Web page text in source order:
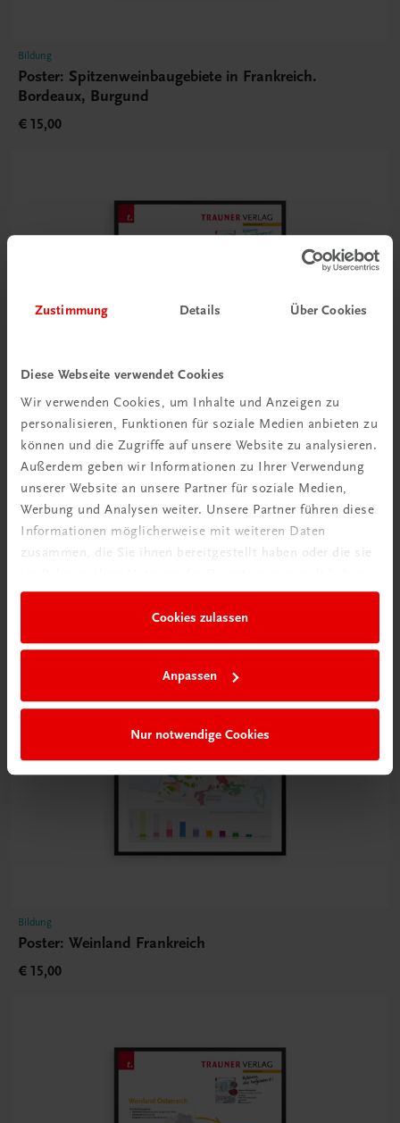
Zustimmung Details Über Cookies
Diese Webseite verwendet Cookies
Wir verwenden Cookies, um Inhalte und Anzeigen zu
personalisieren, Funktionen für soziale Medien anbieten zu
können und die Zugriffe auf unsere Website zu analysieren.
Außerdem geben wir Informationen zu Ihrer Verwendung
unserer Website an unsere Partner für soziale Medien,
Werbung und Analysen weiter. Unsere Partner führen diese
Informationen möglicherweise mit weiteren Daten
zusammen, die Sie ihnen bereitgestellt haben oder die sie
Cookies zulassen
Anpassen
Nur notwendige Cookies
Bildung
Poster: Spitzenweinbaugebiete in Frankreich.
Bordeaux, Burgund
€ 15,00
Poster: Weinland Deutschland
€ 15,00
Bildung
Poster: Weinland Frankreich
€ 15,00